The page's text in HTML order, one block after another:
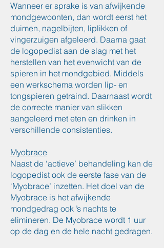
Wanneer er sprake is van afwijkende
mondgewoonten, dan wordt eerst het
duimen, nagelbijten, liplikken of
vingerzuigen afgeleerd. Daarna gaat
de logopedist aan de slag met het
herstellen van het evenwicht van de
spieren in het mondgebied. Middels
een werkschema worden lip- en
tongspieren getraind. Daarnaast wordt
de correcte manier van slikken
aangeleerd met eten en drinken in
verschillende consistenties.
Myobrace
Naast de ‘actieve’ behandeling kan de
logopedist ook de eerste fase van de
‘Myobrace’ inzetten. Het doel van de
Myobrace is het afwijkende
mondgedrag ook ’s nachts te
elimineren. De Myobrace wordt 1 uur
op de dag en de hele nacht gedragen.